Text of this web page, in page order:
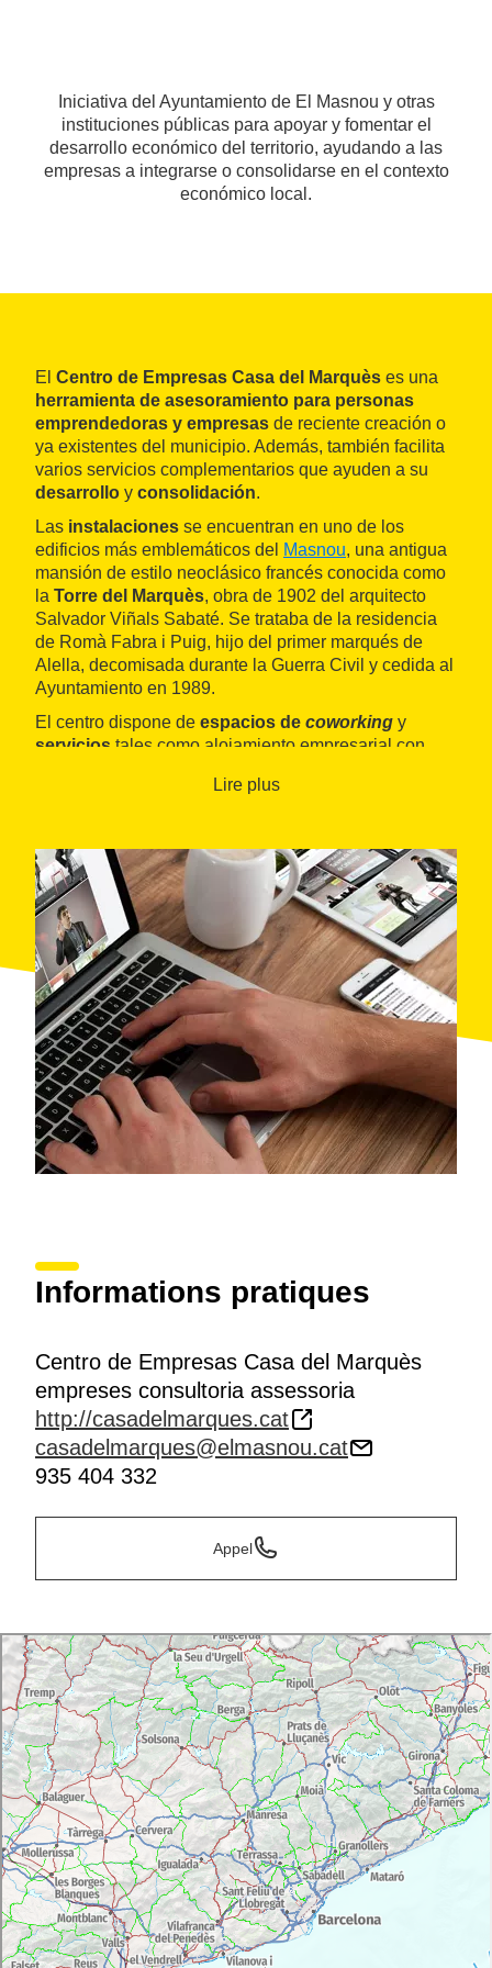
Iniciativa del Ayuntamiento de El Masnou y otras
instituciones públicas para apoyar y fomentar el
desarrollo económico del territorio, ayudando a las
empresas a integrarse o consolidarse en el contexto
económico local.
El Centro de Empresas Casa del Marquès es una
herramienta de asesoramiento para personas
emprendedoras y empresas de reciente creación o
ya existentes del municipio. Además, también facilita
varios servicios complementarios que ayuden a su
desarrollo y consolidación.
Las instalaciones se encuentran en uno de los
edificios más emblemáticos del Masnou, una antigua
mansión de estilo neoclásico francés conocida como
la Torre del Marquès, obra de 1902 del arquitecto
Salvador Viñals Sabaté. Se trataba de la residencia
de Romà Fabra i Puig, hijo del primer marqués de
Alella, decomisada durante la Guerra Civil y cedida al
Ayuntamiento en 1989.
El centro dispone de espacios de coworking y
servicios tales como alojamiento empresarial con
alojadas, cesión de salas de reuniones y aulas,
Lire plus
Informations pratiques
Centro de Empresas Casa del Marquès
empreses consultoria assessoria
http://casadelmarques.cat
casadelmarques@elmasnou.cat
935 404 332
Appel